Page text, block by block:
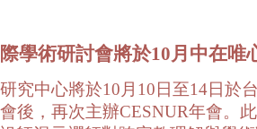
學術研討會將於10月中在唯
究中心將於10月10日至14日於
後，再次主辦CESNUR年會。